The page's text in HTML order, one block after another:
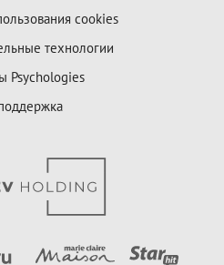
cookies
технологии
Psychologies